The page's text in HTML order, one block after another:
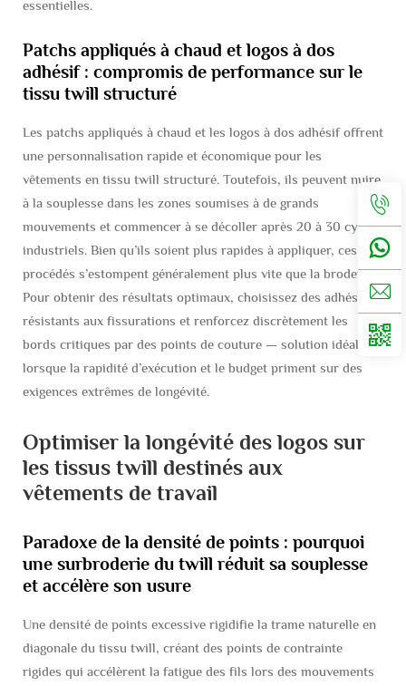
essentielles.
Patchs appliqués à chaud et logos à dos
adhésif : compromis de performance sur le
tissu twill structuré
Les patchs appliqués à chaud et les logos à dos adhésif offrent
une personnalisation rapide et économique pour les
vêtements en tissu twill structuré. Toutefois, ils peuvent nuire
à la souplesse dans les zones soumises à de grands
mouvements et commencer à se décoller après 20 à 30 cycles
industriels. Bien qu’ils soient plus rapides à appliquer, ces
procédés s’estompent généralement plus vite que la broderie.
Pour obtenir des résultats optimaux, choisissez des adhésifs
résistants aux fissurations et renforcez discrètement les
bords critiques par des points de couture — solution idéale
lorsque la rapidité d’exécution et le budget priment sur des
exigences extrêmes de longévité.
Optimiser la longévité des logos sur
les tissus twill destinés aux
vêtements de travail
Paradoxe de la densité de points : pourquoi
une surbroderie du twill réduit sa souplesse
et accélère son usure
Une densité de points excessive rigidifie la trame naturelle en
diagonale du tissu twill, créant des points de contrainte
rigides qui accélèrent la fatigue des fils lors des mouvements